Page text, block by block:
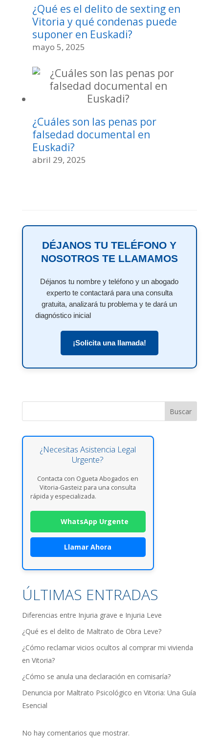
¿Qué es el delito de sexting en
Vitoria y qué condenas puede
suponer en Euskadi?
mayo 5, 2025
¿Cuáles son las penas por
falsedad documental en
Euskadi?
abril 29, 2025
DÉJANOS TU TELÉFONO Y
NOSOTROS TE LLAMAMOS
Déjanos tu nombre y teléfono y un abogado
experto te contactará para una consulta
gratuita, analizará tu problema y te dará un
diagnóstico inicial
¡Solicita una llamada!
Buscar
¿Necesitas Asistencia Legal
Urgente?
Contacta con Ogueta Abogados en
Vitoria-Gasteiz para una consulta
rápida y especializada.
WhatsApp Urgente
Llamar Ahora
ÚLTIMAS ENTRADAS
Diferencias entre Injuria grave e Injuria Leve
¿Qué es el delito de Maltrato de Obra Leve?
¿Cómo reclamar vicios ocultos al comprar mi vivienda
en Vitoria?
¿Cómo se anula una declaración en comisaría?
Denuncia por Maltrato Psicológico en Vitoria: Una Guía
Esencial
No hay comentarios que mostrar.